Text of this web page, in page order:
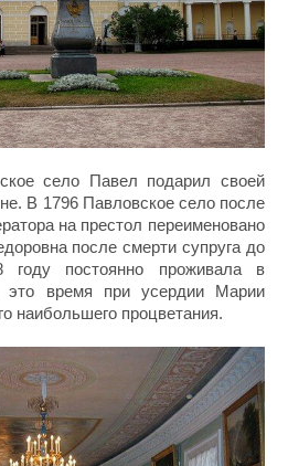
село Павел подарил своей
В 1796 Павловское село после
на престол переименовано
после смерти супруга до
постоянно проживала в
это время при усердии Марии
наибольшего процветания.